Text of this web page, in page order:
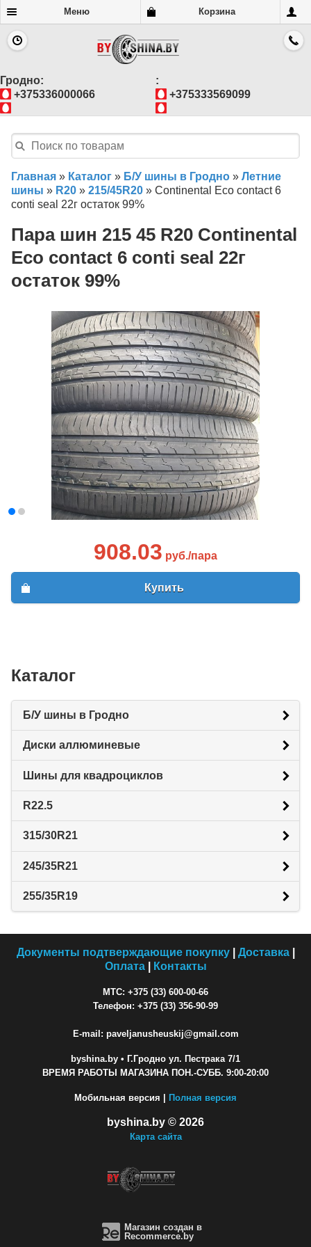
Меню Корзина
Гродно:
+375336000066
:
+375333569099
Главная » Каталог » Б/У шины в Гродно » Летние
шины » R20 » 215/45R20 » Continental Eco contact 6
conti seal 22г остаток 99%
Пара шин 215 45 R20 Continental
Eco contact 6 conti seal 22г
остаток 99%
908.03 руб./пара
Купить
Каталог
Б/У шины в Гродно
Диски аллюминевые
Шины для квадроциклов
R22.5
315/30R21
245/35R21
255/35R19
Документы подтверждающие покупку| Доставка|
Оплата| Контакты
МТС: +375 (33) 600-00-66
Телефон: +375 (33) 356-90-99
E-mail: paveljanusheuskij@gmail.com
byshina.by • Г.Гродно ул. Пестрака 7/1
ВРЕМЯ РАБОТЫ МАГАЗИНА ПОН.-СУББ. 9:00-20:00
Мобильная версия | Полная версия
byshina.by © 2026
Карта сайта
Магазин создан в
Recommerce.by